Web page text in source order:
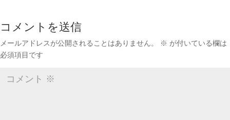
コメントを送信
メールアドレスが公開されることはありません。 ※ が付いている欄は
必須項目です